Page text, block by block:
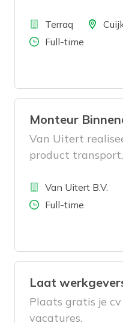
BedrijfTerraqLocatie
Aantal uren
Full-time
Monteur
Van Uitert
product
is om een
laten verlopen.
nieuwe
ons kan de klant
totaalconcept:
productie;
BedrijfVan Uitert B.V.
Aantal uren
Full-time
Laat
Plaats gratis je
vacatures.